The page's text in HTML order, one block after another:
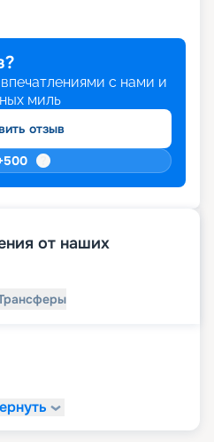
с нами и
миль
отзыв
500
от наших